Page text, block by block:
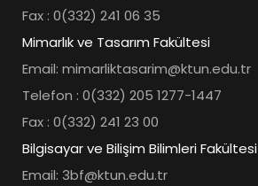
Fax : 0(332) 241 06 35
Mimarlık ve Tasarım Fakültesi
Email: mimarliktasarim@ktun.edu.tr
Telefon : 0(332) 205 1277-1447
Fax : 0(332) 241 23 00
Bilgisayar ve Bilişim Bilimleri Fakültesi
Email: 3bf@ktun.edu.tr